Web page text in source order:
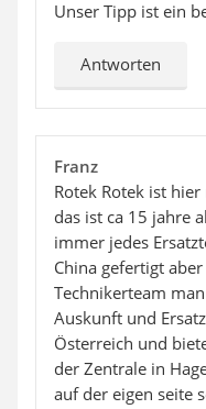
Unser Tipp ist ein
Antworten
Franz
Rotek Rotek ist
das ist ca 15 jahre
immer jedes
China gefertigt
Technikerteam
Auskunft und
Österreich und
der Zentrale in
auf der eigen seite